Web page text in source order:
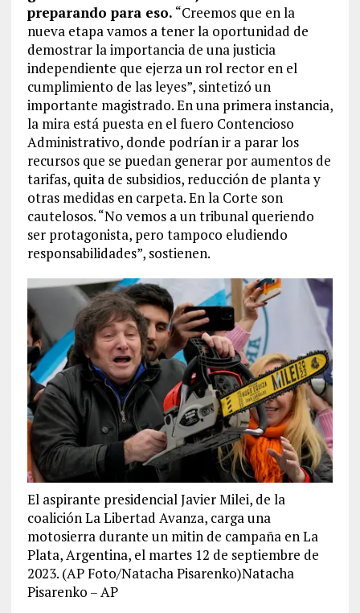
preparando para eso. “Creemos que en la
nueva etapa vamos a tener la oportunidad de
demostrar la importancia de una justicia
independiente que ejerza un rol rector en el
cumplimiento de las leyes”, sintetizó un
importante magistrado. En una primera instancia,
la mira está puesta en el fuero Contencioso
Administrativo, donde podrían ir a parar los
recursos que se puedan generar por aumentos de
tarifas, quita de subsidios, reducción de planta y
otras medidas en carpeta. En la Corte son
cautelosos. “No vemos a un tribunal queriendo
ser protagonista, pero tampoco eludiendo
responsabilidades”, sostienen.
El aspirante presidencial Javier Milei, de la
coalición La Libertad Avanza, carga una
motosierra durante un mitin de campaña en La
Plata, Argentina, el martes 12 de septiembre de
2023. (AP Foto/Natacha Pisarenko)Natacha
Pisarenko – AP